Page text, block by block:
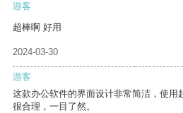
游客
超棒啊 好用
2024-03-30
游客
这款办公软件的界面设计非常简洁，使用
很合理，一目了然。